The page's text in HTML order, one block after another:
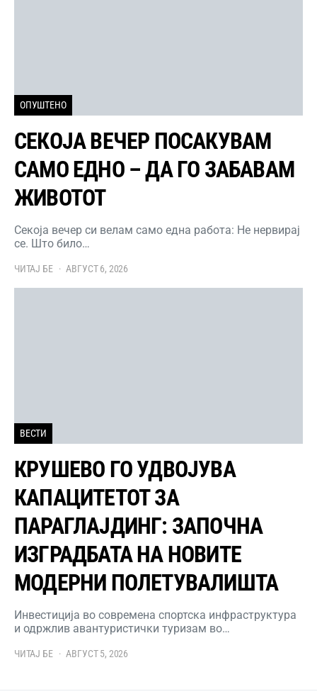
ОПУШТЕНО
СЕКОЈА ВЕЧЕР ПОСАКУВАМ
САМО ЕДНО – ДА ГО ЗАБАВАМ
ЖИВОТОТ
Секоја вечер си велам само една работа: Не нервирај
се. Што било…
ЧИТАЈ БЕ АВГУСТ 6, 2026
ВЕСТИ
КРУШЕВО ГО УДВОЈУВА
КАПАЦИТЕТОТ ЗА
ПАРАГЛАЈДИНГ: ЗАПОЧНА
ИЗГРАДБАТА НА НОВИТЕ
МОДЕРНИ ПОЛЕТУВАЛИШТА
Инвестиција во современа спортска инфраструктура
и одржлив авантуристички туризам во…
ЧИТАЈ БЕ АВГУСТ 5, 2026